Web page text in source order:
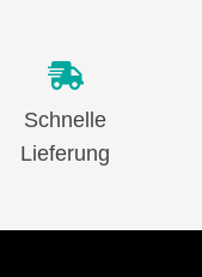
Schnelle
Lieferung